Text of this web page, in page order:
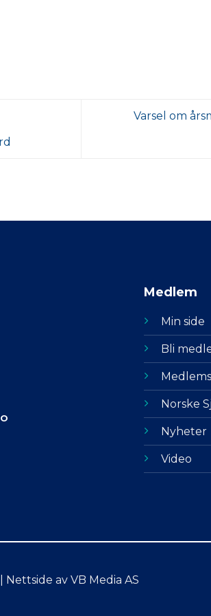
Varsel om
Medlem
Min side
Bli
Norske
Nyheter
Video
Nettside av VB Media AS